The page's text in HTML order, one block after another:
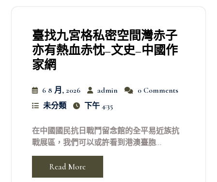
臺找九宮格私密空間灣赤子
亦有熱血赤忱–文史–中國作
家網
6 8 月, 2026 admin
0 Comments
未分類
下午 4:35
在中國國民抗日戰鬥留念館的全平易近族抗
戰展區，我們可以或許看到港澳臺胞...
Read More